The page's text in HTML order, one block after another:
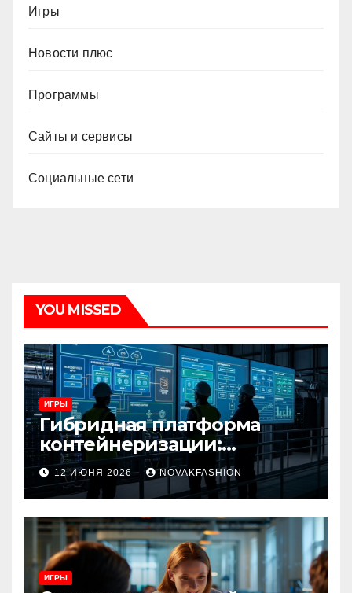
Игры
Новости плюс
Программы
Сайты и сервисы
Социальные сети
YOU MISSED
ИГРЫ
Гибридная платформа
контейнеризации:
архитектура, особенности
и сценарии использования
12 ИЮНЯ 2026 NOVAKFASHION
ИГРЫ